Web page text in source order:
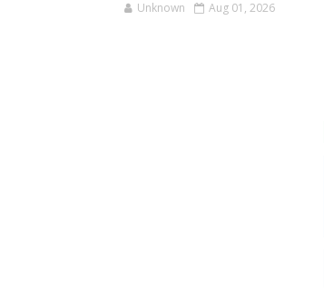
Unknown Aug 01, 2026